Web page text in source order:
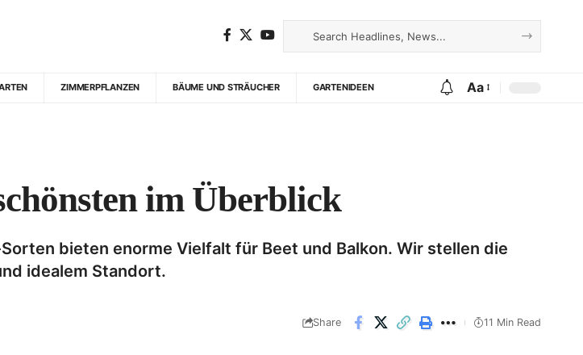
ZIMMERPFLANZEN BÄUME UND STRÄUCHER GARTENIDEEN Aa
im Überblick
bieten enorme Vielfalt für Beet und Balkon. Wir stellen die
idealem Standort.
Share 11 Min Read